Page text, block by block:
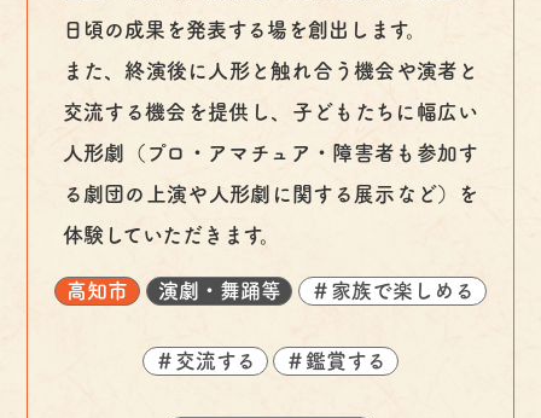
日頃の成果を発表する場を創出します。
また、終演後に人形と触れ合う機会や演者と
交流する機会を提供し、子どもたちに幅広い
人形劇（プロ・アマチュア・障害者も参加す
る劇団の上演や人形劇に関する展示など）を
体験していただきます。
高知市 演劇・舞踊等 ＃家族で楽しめる
＃交流する ＃鑑賞する